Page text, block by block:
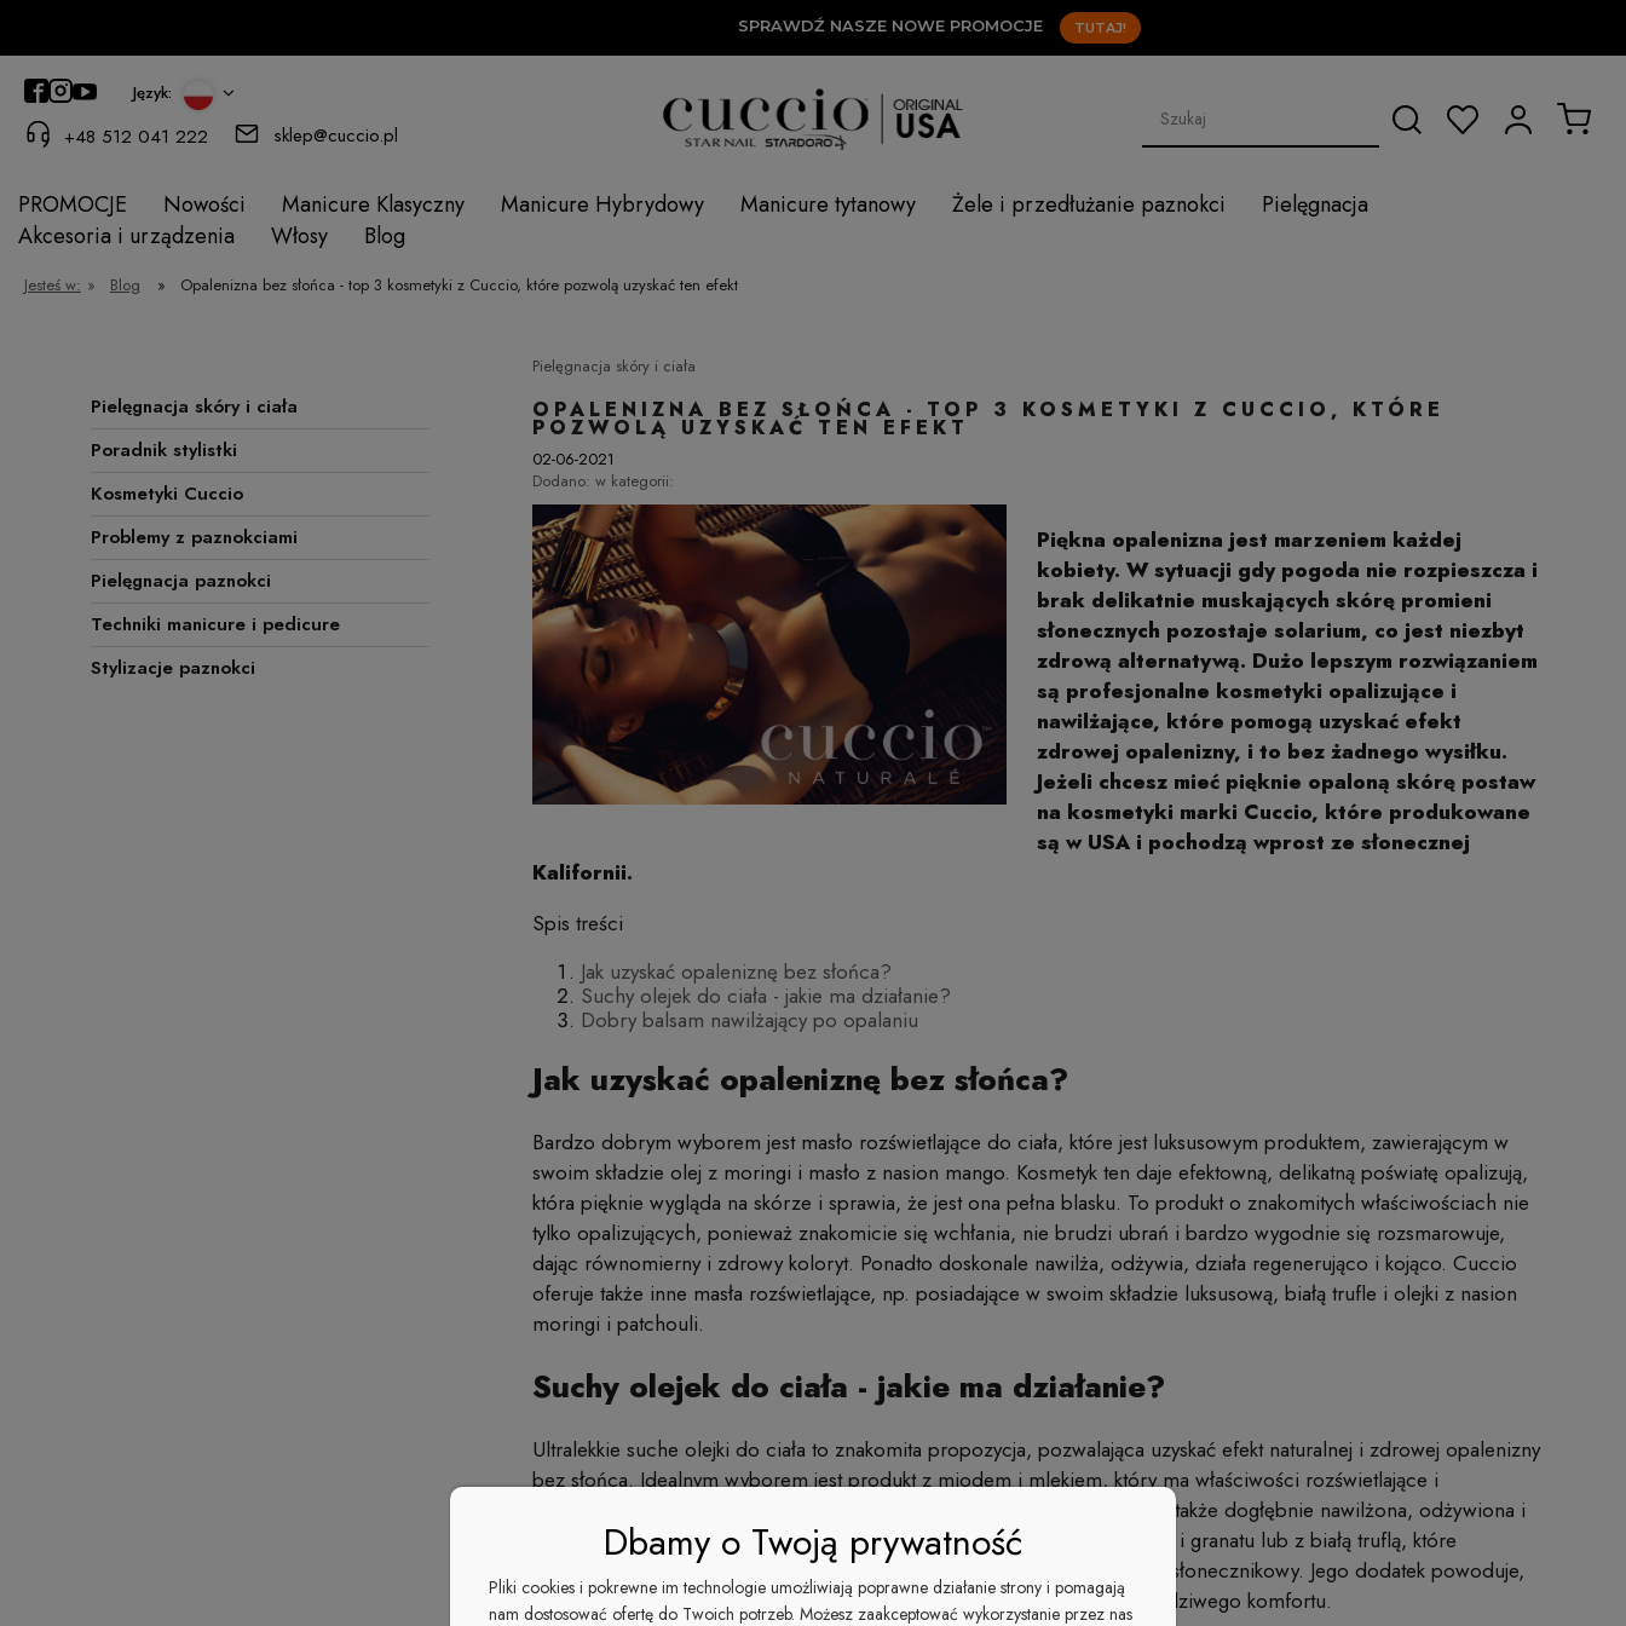
SPRAWDŹ NASZE NOWE PROMOCJE TUTAJ!
Język:
+48 512 041 222 sklep@cuccio.pl
PROMOCJE Nowości Manicure Klasyczny Manicure Hybrydowy Manicure tytanowy Żele i przedłużanie paznokci
Pielęgnacja
Akcesoria i urządzenia
Włosy Blog
Jesteś w: » Blog » Opalenizna bez słońca - top 3 kosmetyki z Cuccio, które pozwolą uzyskać ten efekt
Pielęgnacja skóry i ciała
Poradnik stylistki
Kosmetyki Cuccio
Problemy z paznokciami
Pielęgnacja paznokci
Techniki manicure i pedicure
Stylizacje paznokci
Pielęgnacja skóry i ciała
OPALENIZNA BEZ SŁOŃCA - TOP 3 KOSMETYKI Z CUCCIO, KTÓRE
POZWOLĄ UZYSKAĆ TEN EFEKT
02-06-2021
Dodano: w kategorii:
Piękna opalenizna jest marzeniem każdej
kobiety. W sytuacji gdy pogoda nie rozpieszcza i
brak delikatnie muskających skórę promieni
słonecznych pozostaje solarium, co jest niezbyt
zdrową alternatywą. Dużo lepszym rozwiązaniem
są profesjonalne kosmetyki opalizujące i
nawilżające, które pomogą uzyskać efekt
zdrowej opalenizny, i to bez żadnego wysiłku.
Jeżeli chcesz mieć pięknie opaloną skórę postaw
na kosmetyki marki Cuccio, które produkowane
są w USA i pochodzą wprost ze słonecznej
Kalifornii.
Spis treści
Jak uzyskać opaleniznę bez słońca?
Suchy olejek do ciała - jakie ma działanie?
Dobry balsam nawilżający po opalaniu
Jak uzyskać opaleniznę bez słońca?
Bardzo dobrym wyborem jest masło rozświetlające do ciała, które jest luksusowym produktem, zawierającym w
swoim składzie olej z moringi i masło z nasion mango. Kosmetyk ten daje efektowną, delikatną poświatę opalizują,
która pięknie wygląda na skórze i sprawia, że jest ona pełna blasku. To produkt o znakomitych właściwościach nie
tylko opalizujących, ponieważ znakomicie się wchłania, nie brudzi ubrań i bardzo wygodnie się rozsmarowuje,
dając równomierny i zdrowy koloryt. Ponadto doskonale nawilża, odżywia, działa regenerująco i kojąco. Cuccio
oferuje także inne masła rozświetlające, np. posiadające w swoim składzie luksusową, białą trufle i olejki z nasion
moringi i patchouli.
Suchy olejek do ciała - jakie ma działanie?
Ultralekkie suche olejki do ciała to znakomita propozycja, pozwalająca uzyskać efekt naturalnej i zdrowej opalenizny
bez słońca. Idealnym wyborem jest produkt z miodem i mlekiem, który ma właściwości rozświetlające i
nawilżające. Dzięki jego wykorzystaniu skóra jest nie tylko promienna, ale także dogłębnie nawilżona, odżywiona i
wygładzona. Marka Cuccio proponuje także suche olejki z dodatkiem figi i granatu lub z białą truflą, które
posiadają w swoim składzie rozdrobniony w wysokim stopniu czysty olej słonecznikowy. Jego dodatek powoduje,
żesuchy olejek do ciałabardzo szybko się wchłania i daje uczucie prawdziwego komfortu.
Dbamy o Twoją prywatność
Pliki cookies i pokrewne im technologie umożliwiają poprawne działanie strony i pomagają
nam dostosować ofertę do Twoich potrzeb. Możesz zaakceptować wykorzystanie przez nas